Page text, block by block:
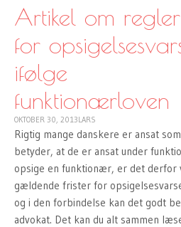
CONTENT
Artikel om regler
for
ifølge
funktionærloven
OKTOBER 30, 2013LARS
Rigtig mange danskere er ansat
betyder, at de er ansat under
opsige en funktionær, er det derfor
gældende frister for
og i den forbindelse kan det godt
advokat. Det kan du alt sammen